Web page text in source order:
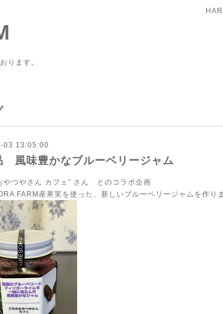
ります。
03 13:05:00
風味豊かなブルーベリージャム
やつやさん カフェ” さん とのコラボ企画
FARM産果実を使った、新しいブルーベリージャムを作